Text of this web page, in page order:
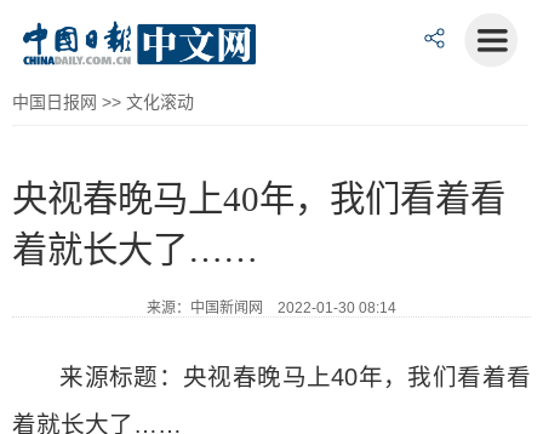
中国日报网 >> 文化滚动
央视春晚马上40年，我们看着看
着就长大了……
来源：中国新闻网 2022-01-30 08:14
来源标题：央视春晚马上40年，我们看着看
着就长大了……